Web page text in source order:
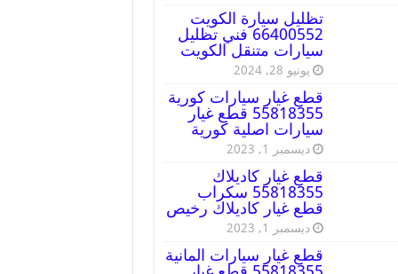
تظليل سيارة الكويت
66400552 فني تظليل
سيارات متنقل الكويت
يونيو 28, 2024
قطع غيار سيارات كورية
55818355 قطع غيار
سيارات اصلية كورية
ديسمبر 1, 2023
قطع غيار كاديلاك
55818355 سكراب
قطع غيار كاديلاك رخيص
ديسمبر 1, 2023
قطع غيار سيارات المانية